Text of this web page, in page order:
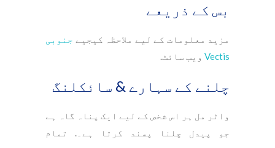
بس کے ذریعے
مزید معلومات کے لیے ملاحظہ کیجیے جنوبی
Vectis ویب سائٹ.
چلنے کے سہارے & سائکلنگ
واٹر مل ہر اس شخص کے لیے ایک پناہ گاہ ہے
جو پیدل چلنا پسند کرتا ہے۔. تمام